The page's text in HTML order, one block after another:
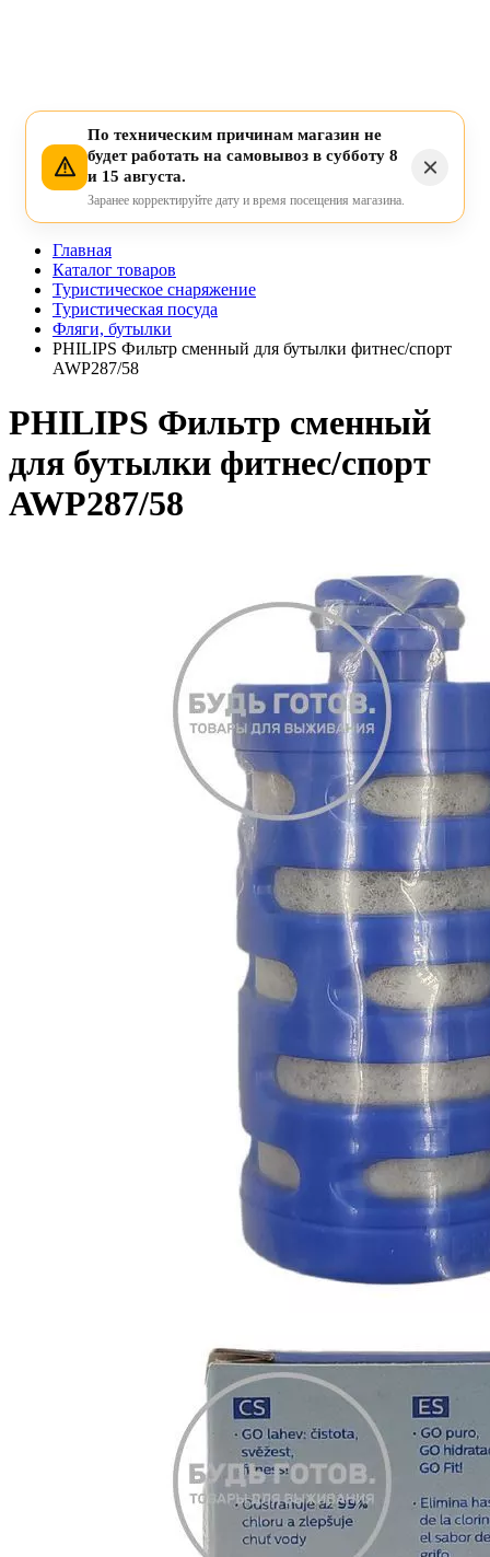
По техническим причинам магазин не
будет работать на самовывоз в субботу 8
и 15 августа.
Заранее корректируйте дату и время посещения магазина.
Главная
Каталог товаров
Туристическое снаряжение
Туристическая посуда
Фляги, бутылки
PHILIPS Фильтр сменный для бутылки фитнес/спорт
AWP287/58
PHILIPS Фильтр сменный
для бутылки фитнес/спорт
AWP287/58